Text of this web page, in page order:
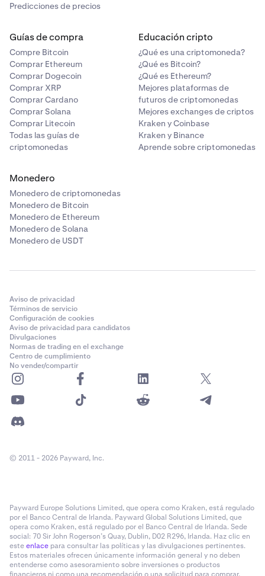
Predicciones de precios
Guías de compra
Compre Bitcoin
Comprar Ethereum
Comprar Dogecoin
Comprar XRP
Comprar Cardano
Comprar Solana
Comprar Litecoin
Todas las guías de
criptomonedas
Educación cripto
¿Qué es una criptomoneda?
¿Qué es Bitcoin?
¿Qué es Ethereum?
Mejores plataformas de
futuros de criptomonedas
Mejores exchanges de criptos
Kraken y Coinbase
Kraken y Binance
Aprende sobre criptomonedas
Monedero
Monedero de criptomonedas
Monedero de Bitcoin
Monedero de Ethereum
Monedero de Solana
Monedero de USDT
Aviso de privacidad
Términos de servicio
Configuración de cookies
Aviso de privacidad para candidatos
Divulgaciones
Normas de trading en el exchange
Centro de cumplimiento
No vender/compartir
© 2011 - 2026 Payward, Inc.
Payward Europe Solutions Limited, que opera como Kraken, está regulado
por el Banco Central de Irlanda. Payward Global Solutions Limited, que
opera como Kraken, está regulado por el Banco Central de Irlanda. Sede
social: 70 Sir John Rogerson’s Quay, Dublin, D02 R296, Irlanda. Haz clic en
esteenlace para consultar las políticas y las divulgaciones pertinentes.
Estos materiales ofrecen únicamente información general y no deben
entenderse como asesoramiento sobre inversiones o productos